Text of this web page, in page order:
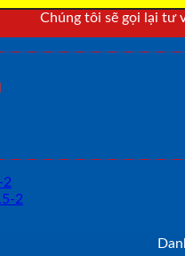
Chúng tôi sẽ gọi lại tư